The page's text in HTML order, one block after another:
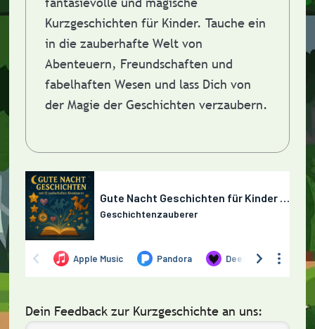
Kurzgeschichten für Kinder. Tauche ein
in die zauberhafte Welt von
Abenteuern, Freundschaften und
fabelhaften Wesen und lass Dich von
der Magie der Geschichten verzaubern.
Dein Feedback zur Kurzgeschichte an uns: